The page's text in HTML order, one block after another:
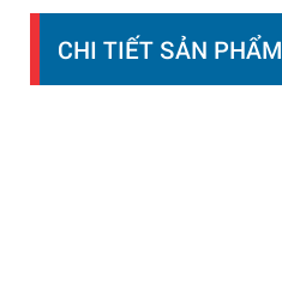
CHI TIẾT SẢN PHẨM